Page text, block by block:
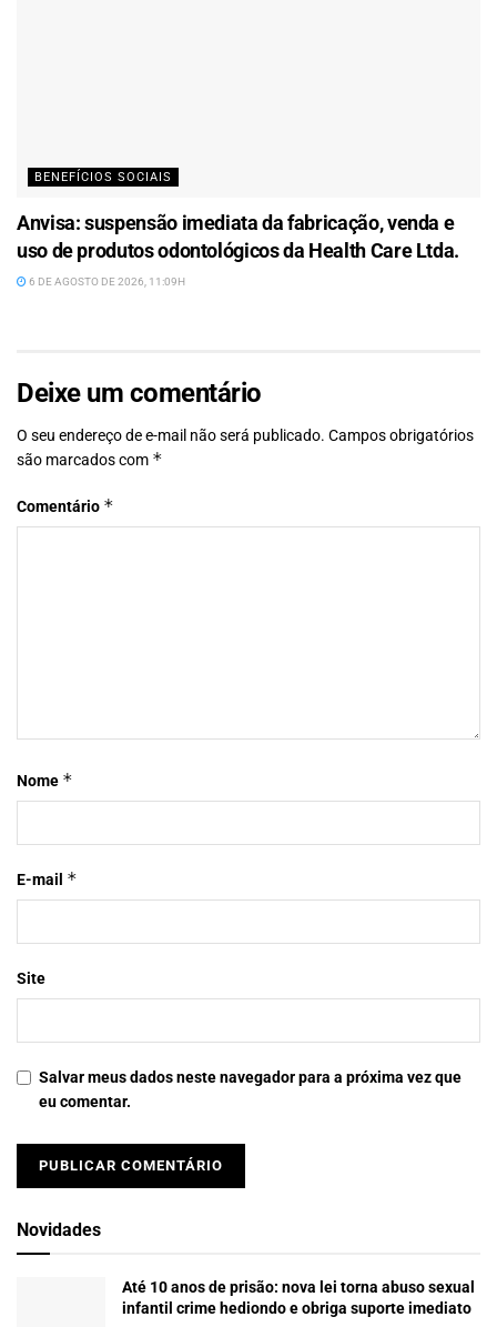
BENEFÍCIOS SOCIAIS
Anvisa: suspensão imediata da fabricação, venda e
uso de produtos odontológicos da Health Care Ltda.
6 DE AGOSTO DE 2026, 11:09H
Deixe um comentário
O seu endereço de e-mail não será publicado. Campos obrigatórios
são marcados com *
Comentário *
Nome *
E-mail *
Site
Salvar meus dados neste navegador para a próxima vez que
eu comentar.
Novidades
Até 10 anos de prisão: nova lei torna abuso sexual
infantil crime hediondo e obriga suporte imediato